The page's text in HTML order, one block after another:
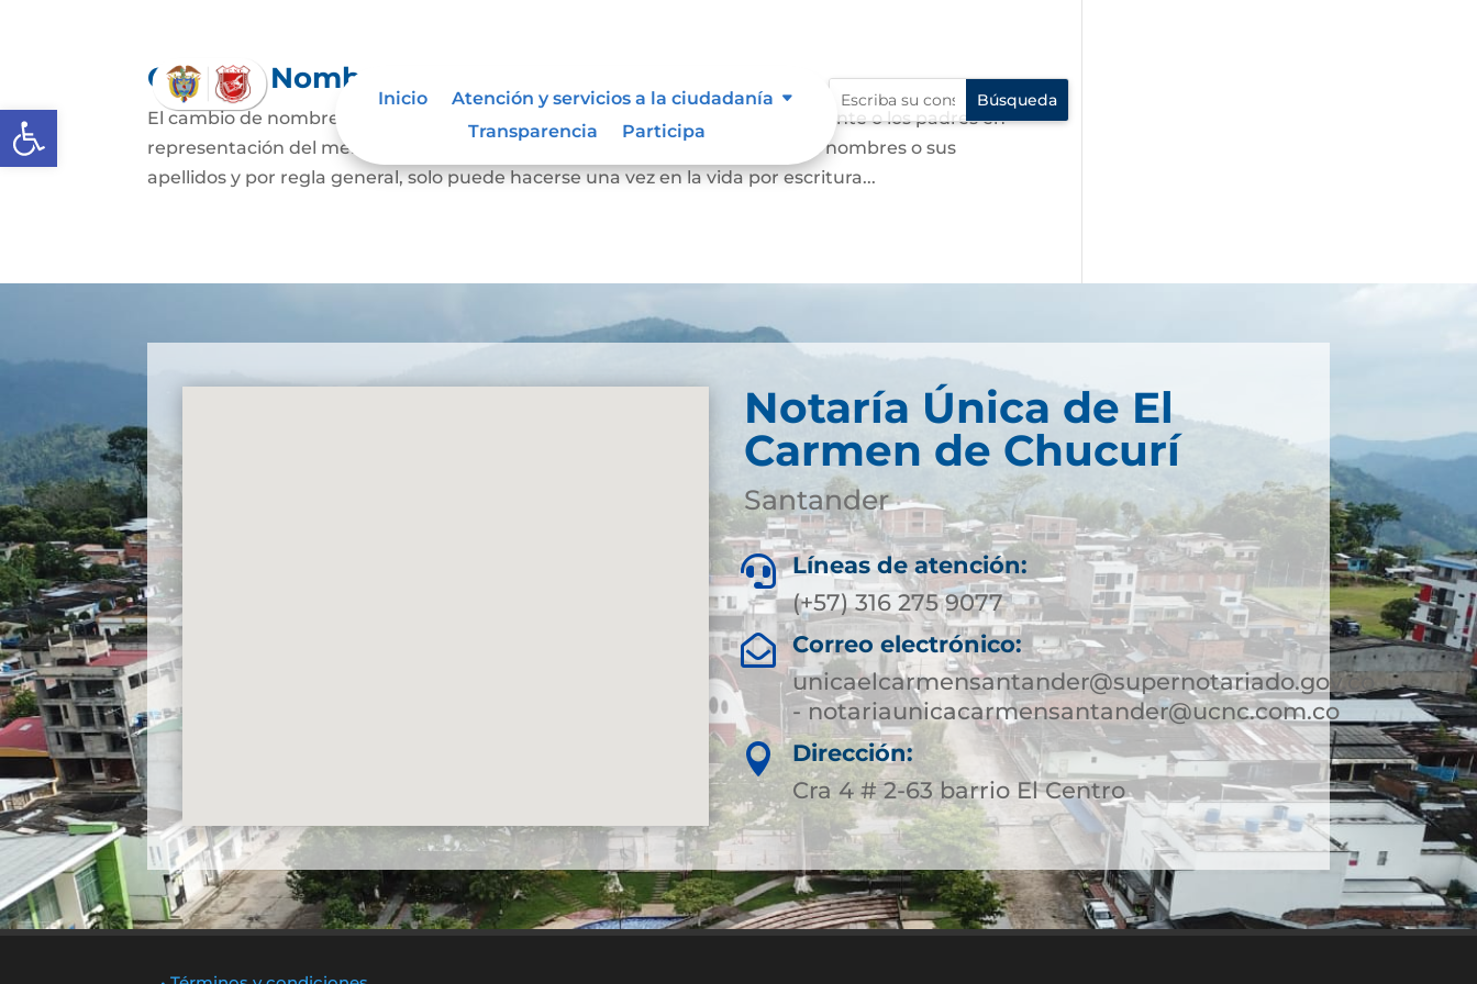
Abrir barra de herramientas Inicio
Atención y servicios a la ciudadanía
Transparencia
Participa
Cambio Nombre
El cambio de nombre lo podrá hacer la persona mayor de edad voluntariamente o los padres en
representación del menor de edad, para suprimir, adicionar o modificar sus nombres o sus
apellidos y por regla general, solo puede hacerse una vez en la vida por escritura...
Notaría Única de El
Carmen de Chucurí
Santander
 Líneas de atención:
(+57) 316 275 9077
 Correo electrónico:
unicaelcarmensantander@supernotariado.gov.co
- notariaunicacarmensantander@ucnc.com.co

Dirección:
Cra 4 # 2-63 barrio El Centro